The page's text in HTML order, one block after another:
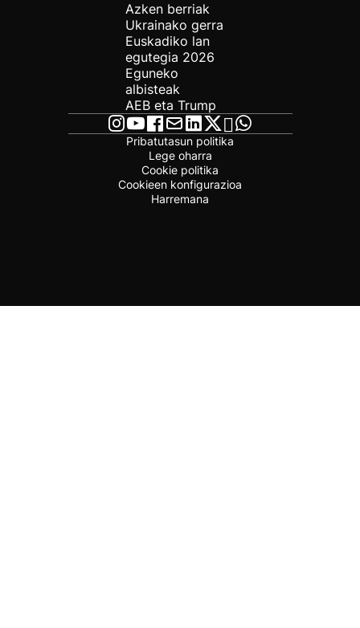
Azken berriak
Ukrainako gerra
Euskadiko lan
egutegia 2026
Eguneko
albisteak
AEB eta Trump
Pribatutasun politika
Lege oharra
Cookie politika
Cookieen konfigurazioa
Harremana